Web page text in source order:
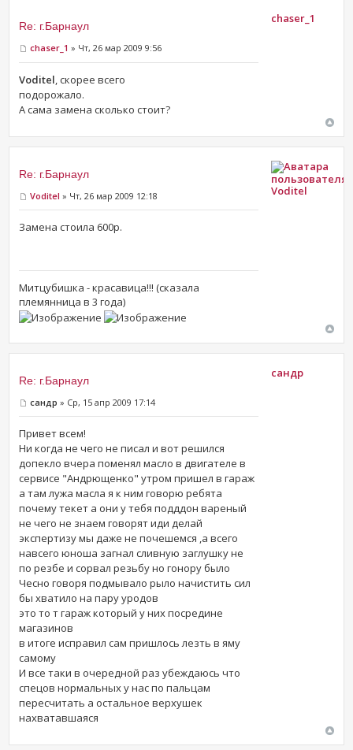
Re: г.Барнаул
chaser_1 » Чт, 26 мар 2009 9:56
Voditel , скорее всего
подорожало.
А сама замена сколько стоит?
chaser_1
Re: г.Барнаул
Voditel » Чт, 26 мар 2009 12:18
Замена стоила 600р.
Митцубишка - красавица!!! (сказала
племянница в 3 года)
Voditel
Re: г.Барнаул
сандр » Ср, 15 апр 2009 17:14
Привет всем!
Ни когда не чего не писал и вот решился
допекло вчера поменял масло в двигателе в
сервисе "Андрющенко" утром пришел в гараж
а там лужа масла я к ним говорю ребята
почему текет а они у тебя подддон вареный
не чего не знаем говорят иди делай
экспертизу мы даже не почешемся ,а всего
навсего юноша загнал сливную заглушку не
по резбе и сорвал резьбу но гонору было
Чесно говоря подмывало рыло начистить сил
бы хватило на пару уродов
это то т гараж который у них посредине
магазинов
в итоге исправил сам пришлось лезть в яму
самому
И все таки в очередной раз убеждаюсь что
спецов нормальных у нас по пальцам
пересчитать а остальное верхушек
нахватавшаяся
сандр